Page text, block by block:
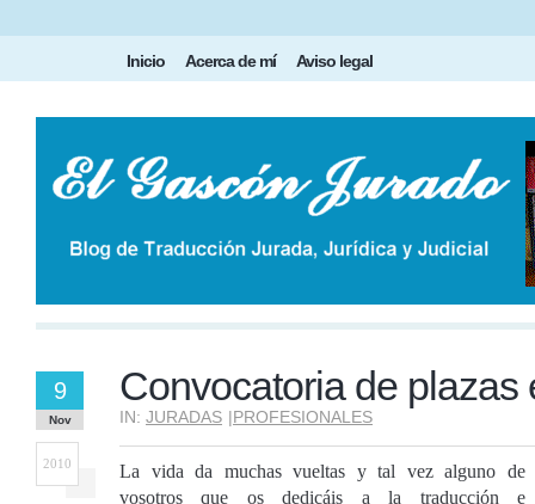
Inicio Acerca de mí Aviso legal
Convocatoria de plazas
IN: JURADAS |PROFESIONALES
9
Nov
2010
La vida da muchas vueltas y tal vez alguno de
vosotros que os dedicáis a la traducción e